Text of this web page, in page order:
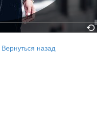
Вернуться назад